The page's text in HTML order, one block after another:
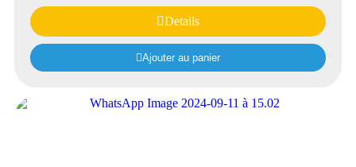
Details
Ajouter au panier